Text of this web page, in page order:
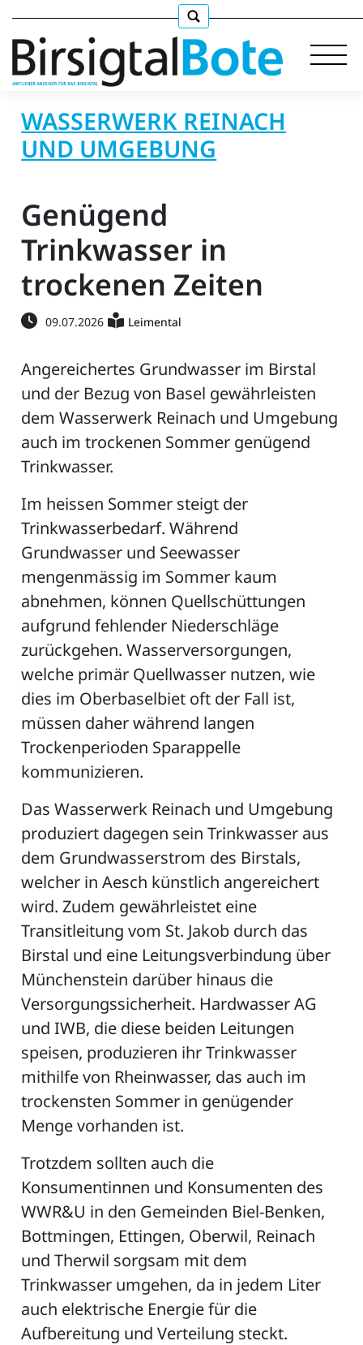
Immobilien
Stellen
E-
WASSERWERK REINACH
UND UMGEBUNG
Genügend
Trinkwasser in
trockenen Zeiten
09.07.2026 Leimental
Angereichertes Grundwasser im Birstal
und der Bezug von Basel gewährleisten
dem Wasserwerk Reinach und Umgebung
auch im trockenen Sommer genügend
Trinkwasser.
Im heissen Sommer steigt der
Trinkwasserbedarf. Während
Grundwasser und Seewasser
mengenmässig im Sommer kaum
abnehmen, können Quellschüttungen
aufgrund fehlender Niederschläge
zurückgehen. Wasserversorgungen,
welche primär Quellwasser nutzen, wie
dies im Oberbaselbiet oft der Fall ist,
müssen daher während langen
Trockenperioden Sparappelle
kommunizieren.
Das Wasserwerk Reinach und Umgebung
produziert dagegen sein Trinkwasser aus
dem Grundwasserstrom des Birstals,
welcher in Aesch künstlich angereichert
wird. Zudem gewährleistet eine
Transitleitung vom St. Jakob durch das
Birstal und eine Leitungsverbindung über
Münchenstein darüber hinaus die
Versorgungssicherheit. Hardwasser AG
und IWB, die diese beiden Leitungen
speisen, produzieren ihr Trinkwasser
mithilfe von Rheinwasser, das auch im
trockensten Sommer in genügender
Menge vorhanden ist.
Trotzdem sollten auch die
Konsumentinnen und Konsumenten des
WWR&U in den Gemeinden Biel-Benken,
Bottmingen, Ettingen, Oberwil, Reinach
und Therwil sorgsam mit dem
Trinkwasser umgehen, da in jedem Liter
auch elektrische Energie für die
Aufbereitung und Verteilung steckt.